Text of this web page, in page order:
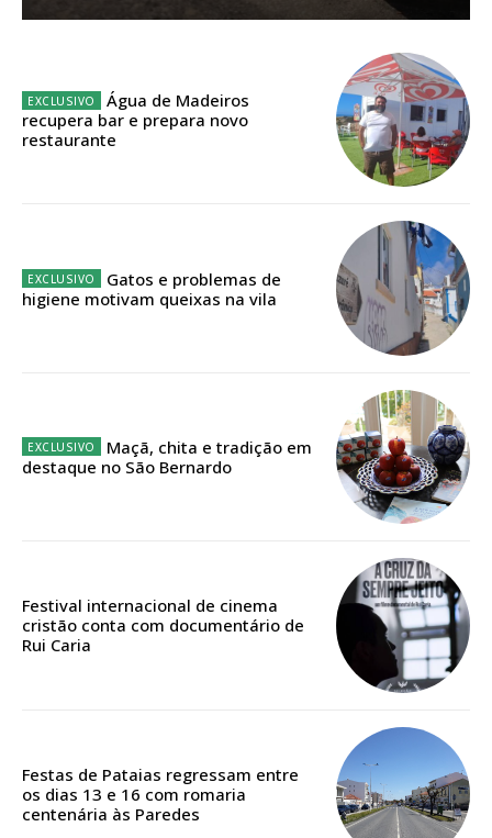
Escolha o plano de assinatura desejado:
32€
Edição em papel entregue à Quinta-feira em sua
casa
Acesso ao conteúdo online
Acesso aos conteúdos Exclusivos para
Escolha o plano
DIGITAL ANUAL
16
Água de Madeiros
recupera bar e prepara novo
restaurante
Gatos e problemas de
higiene motivam queixas na vila
Maçã, chita e tradição em
destaque no São Bernardo
Festival internacional de cinema
cristão conta com documentário de
Rui Caria
Festas de Pataias regressam entre
os dias 13 e 16 com romaria
centenária às Paredes